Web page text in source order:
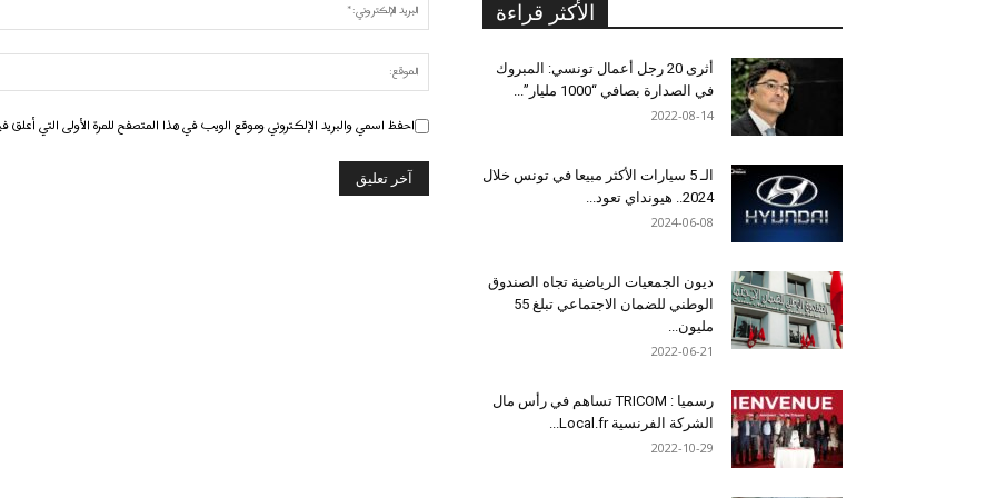
احفظ اسمي والبريد الإلكتروني وموقع الويب في هذا المتصفح للمرة الأولى التي أعلق
الأكثر قراءة
أثرى 20 رجل أعمال تونسي: المبروك
في الصدارة بصافي “1000 مليار”...
2022-08-14
الـ 5 سيارات الأكثر مبيعا في تونس خلال
2024.. هيونداي تعود...
2024-06-08
ديون الجمعيات الرياضية تجاه الصندوق
الوطني للضمان الاجتماعي تبلغ 55
مليون...
2022-06-21
رسميا : TRICOM تساهم في رأس مال
الشركة الفرنسية Local.fr...
2022-10-29